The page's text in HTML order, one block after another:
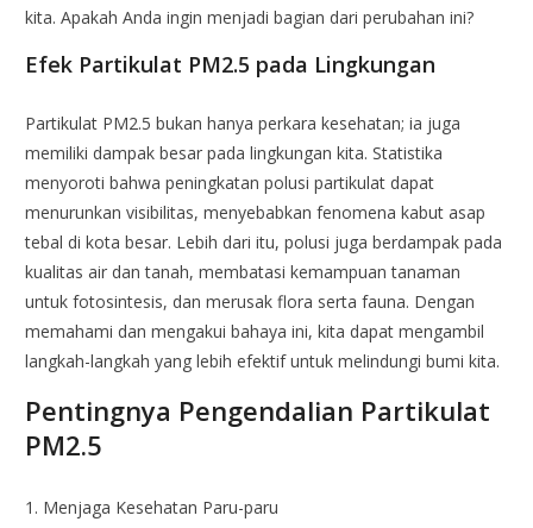
kita. Apakah Anda ingin menjadi bagian dari perubahan ini?
Efek Partikulat PM2.5 pada Lingkungan
Partikulat PM2.5 bukan hanya perkara kesehatan; ia juga
memiliki dampak besar pada lingkungan kita. Statistika
menyoroti bahwa peningkatan polusi partikulat dapat
menurunkan visibilitas, menyebabkan fenomena kabut asap
tebal di kota besar. Lebih dari itu, polusi juga berdampak pada
kualitas air dan tanah, membatasi kemampuan tanaman
untuk fotosintesis, dan merusak flora serta fauna. Dengan
memahami dan mengakui bahaya ini, kita dapat mengambil
langkah-langkah yang lebih efektif untuk melindungi bumi kita.
Pentingnya Pengendalian Partikulat
PM2.5
1. Menjaga Kesehatan Paru-paru